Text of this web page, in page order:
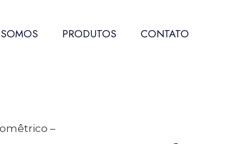
PRODUTOS CONTATO
–